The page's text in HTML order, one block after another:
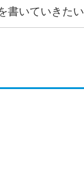
いていきたい